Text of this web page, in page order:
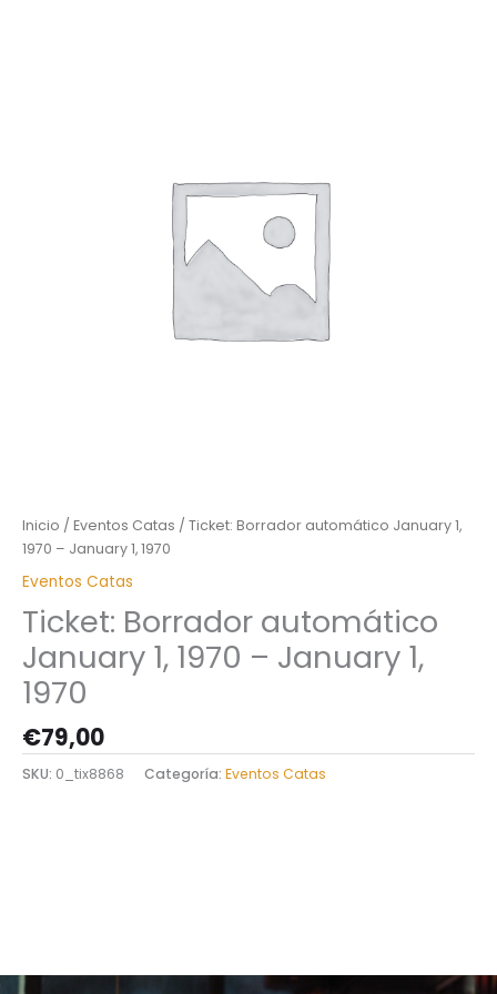
Inicio / Eventos Catas / Ticket: Borrador automático January 1,
1970 – January 1, 1970
Eventos Catas
Ticket: Borrador automático
January 1, 1970 – January 1,
1970
€79,00
SKU: 0_tix8868 Categoría: Eventos Catas